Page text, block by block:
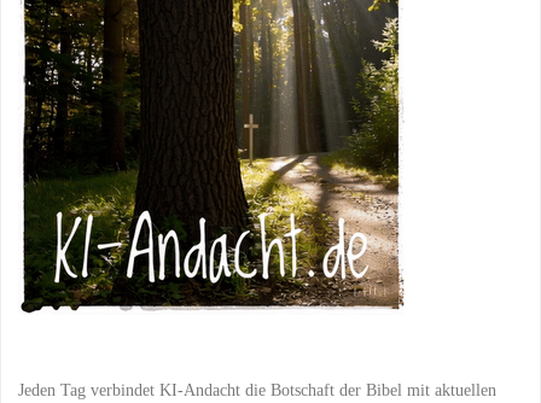
Jeden Tag verbindet KI-Andacht die Botschaft der Bibel mit aktuellen